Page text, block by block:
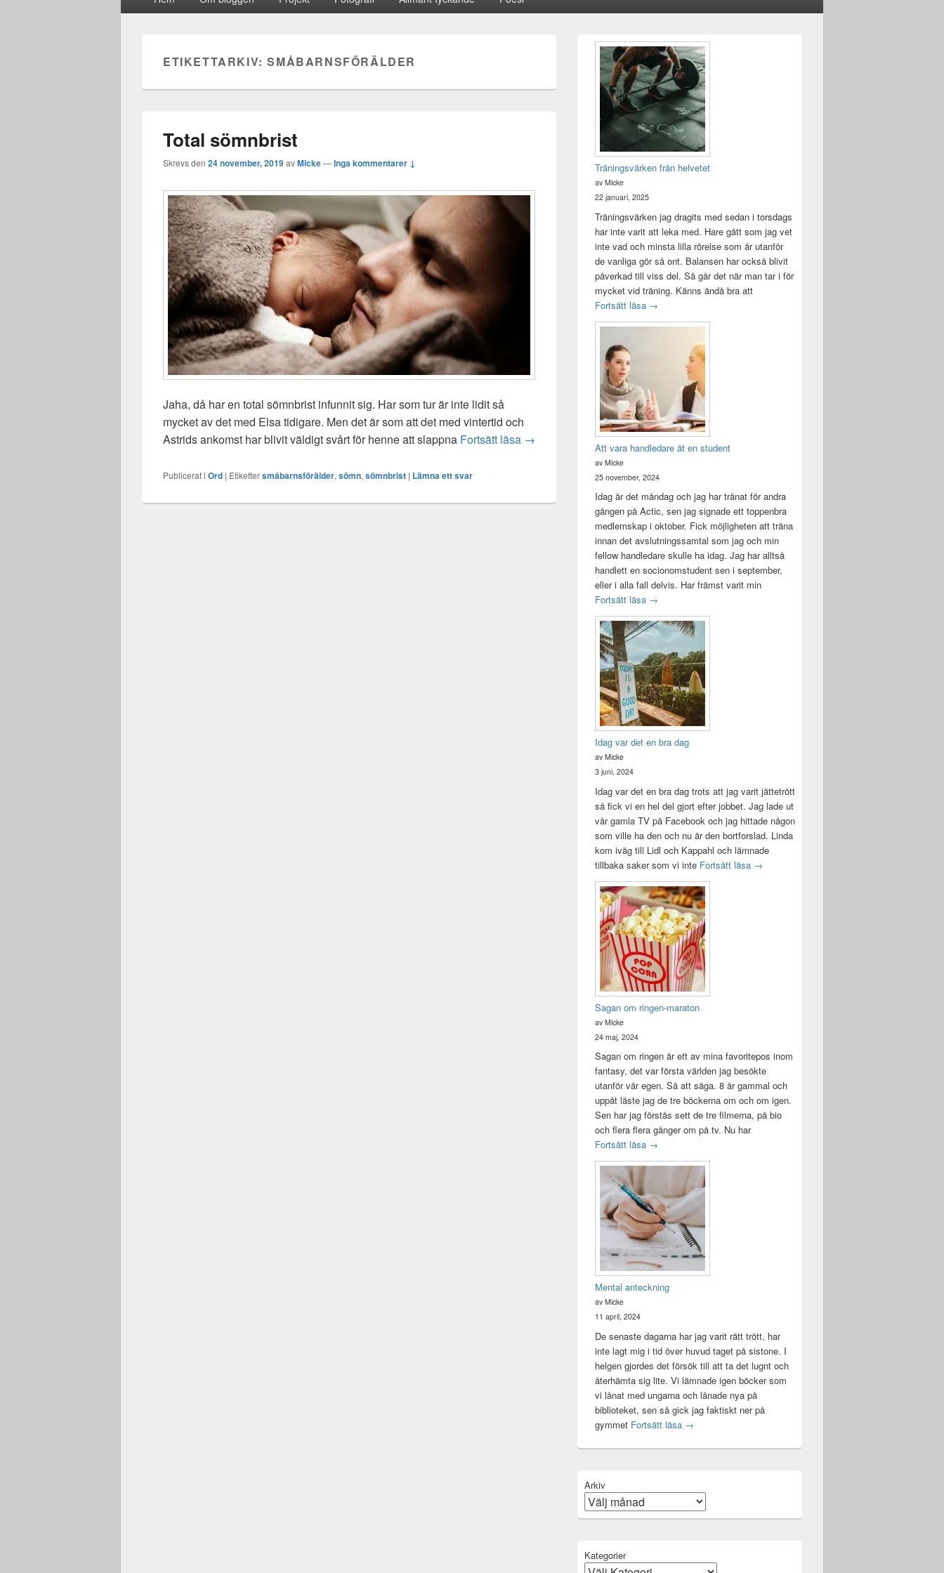
ETIKETTARKIV:SMÅBARNSFÖRÄLDER
Total sömnbrist
Skrevs den 24 november, 2019avMicke—Inga kommentarer ↓
Jaha, då har en total sömnbrist infunnit sig. Har som tur är inte lidit så
mycket av det med Elsa tidigare. Men det är som att det med vintertid och
Astrids ankomst har blivit väldigt svårt för henne att slappna Fortsätt läsa Total sömnbrist
→
Publicerat i Ord | Etikettersmåbarnsförälder, sömn, sömnbrist | Lämna ett svar
Primära
sidofältet
Widget
område
Träningsvärken från helvetet
av Micke
22 januari, 2025
Träningsvärken jag dragits med sedan i torsdags
har inte varit att leka med. Hare gått som jag vet
inte vad och minsta lilla rörelse som är utanför
de vanliga gör så ont. Balansen har också blivit
påverkad till viss del. Så går det när man tar i för
mycket vid träning. Känns ändå bra att
Fortsätt läsa Träningsvärken från helvetet
→
Att vara handledare åt en student
av Micke
25 november, 2024
Idag är det måndag och jag har tränat för andra
gången på Actic, sen jag signade ett toppenbra
medlemskap i oktober. Fick möjligheten att träna
innan det avslutningssamtal som jag och min
fellow handledare skulle ha idag. Jag har alltså
handlett en socionomstudent sen i september,
eller i alla fall delvis. Har främst varit min
Fortsätt läsa Att vara handledare åt en student
→
Idag var det en bra dag
av Micke
3 juni, 2024
Idag var det en bra dag trots att jag varit jättetrött
så fick vi en hel del gjort efter jobbet. Jag lade ut
vår gamla TV på Facebook och jag hittade någon
som ville ha den och nu är den bortforslad. Linda
kom iväg till Lidl och Kappahl och lämnade
tillbaka saker som vi inte Fortsätt läsa Idag var det en bra dag
→
Sagan om ringen-maraton
av Micke
24 maj, 2024
Sagan om ringen är ett av mina favoritepos inom
fantasy, det var första världen jag besökte
utanför vår egen. Så att säga. 8 år gammal och
uppåt läste jag de tre böckerna om och om igen.
Sen har jag förstås sett de tre filmerna, på bio
och flera flera gånger om på tv. Nu har
Fortsätt läsa Sagan om ringen-maraton
→
Mental anteckning
av Micke
11 april, 2024
De senaste dagarna har jag varit rätt trött, har
inte lagt mig i tid över huvud taget på sistone. I
helgen gjordes det försök till att ta det lugnt och
återhämta sig lite. Vi lämnade igen böcker som
vi lånat med ungarna och lånade nya på
biblioteket, sen så gick jag faktiskt ner på
gymmet Fortsätt läsa Mental anteckning
→
Arkiv
Kategorier